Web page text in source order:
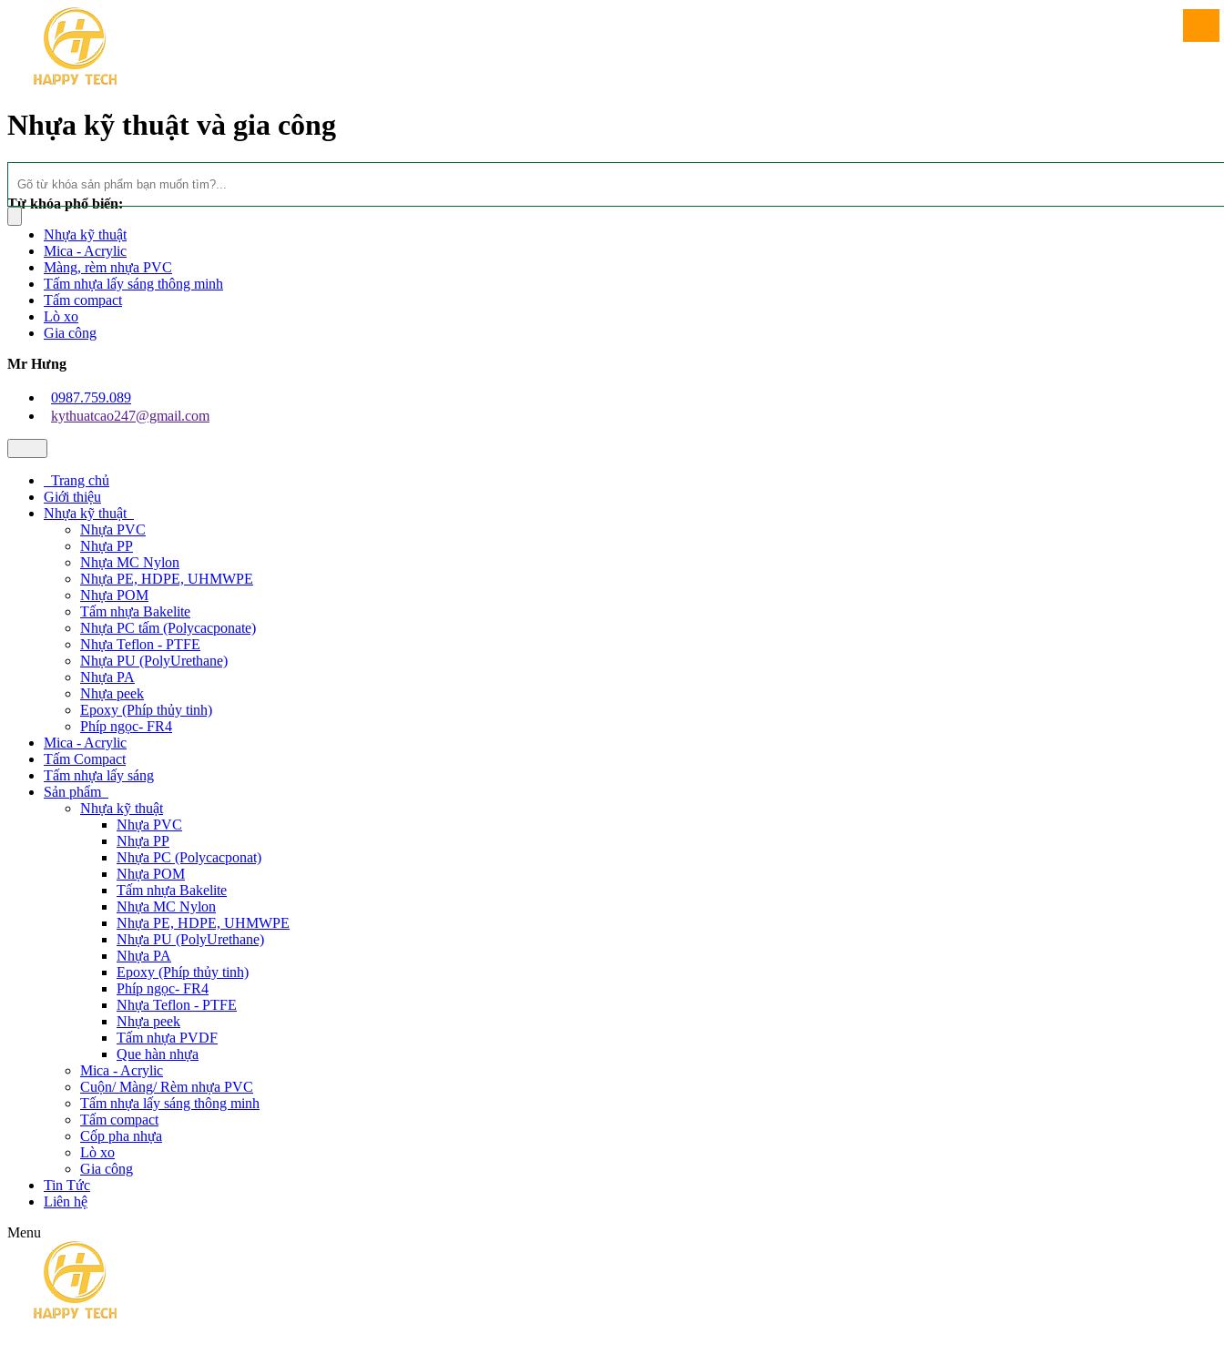
Nhựa kỹ thuật và gia công
Từ khóa phổ biến:
Nhựa kỹ thuật
Mica - Acrylic
Màng, rèm nhựa PVC
Tấm nhựa lấy sáng thông minh
Tấm compact
Lò xo
Gia công
Mr Hưng
0987.759.089
kythuatcao247@gmail.com
Trang chủ
Giới thiệu
Nhựa kỹ thuật
Nhựa PVC
Nhựa PP
Nhựa MC Nylon
Nhựa PE, HDPE, UHMWPE
Nhựa POM
Tấm nhựa Bakelite
Nhựa PC tấm (Polycacponate)
Nhựa Teflon - PTFE
Nhựa PU (PolyUrethane)
Nhựa PA
Nhựa peek
Epoxy (Phíp thủy tinh)
Phíp ngọc- FR4
Mica - Acrylic
Tấm Compact
Tấm nhựa lấy sáng
Sản phẩm
Nhựa kỹ thuật
Nhựa PVC
Nhựa PP
Nhựa PC (Polycacponat)
Nhựa POM
Tấm nhựa Bakelite
Nhựa MC Nylon
Nhựa PE, HDPE, UHMWPE
Nhựa PU (PolyUrethane)
Nhựa PA
Epoxy (Phíp thủy tinh)
Phíp ngọc- FR4
Nhựa Teflon - PTFE
Nhựa peek
Tấm nhựa PVDF
Que hàn nhựa
Mica - Acrylic
Cuộn/ Màng/ Rèm nhựa PVC
Tấm nhựa lấy sáng thông minh
Tấm compact
Cốp pha nhựa
Lò xo
Gia công
Tin Tức
Liên hệ
Menu